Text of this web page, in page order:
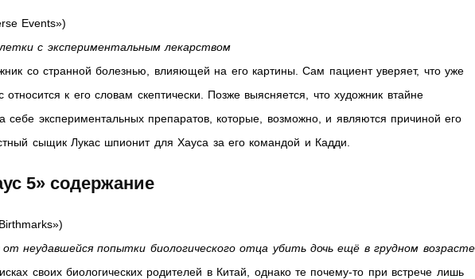
Events»)
с экспериментальным лекарством
со странной болезнью, влияющей на его картины. Сам пациент уверяет, что уже
к его словам скептически. Позже выясняется, что художник втайне
себе экспериментальных препаратов, которые, возможно, и являются причиной его
сыщик Лукас шпионит для Хауса за его командой и Кадди.
5» содержание
неудавшейся попытки биологического отца убить дочь ещё в грудном возрасте
своих биологических родителей в Китай, однако те почему-то при встрече лишь